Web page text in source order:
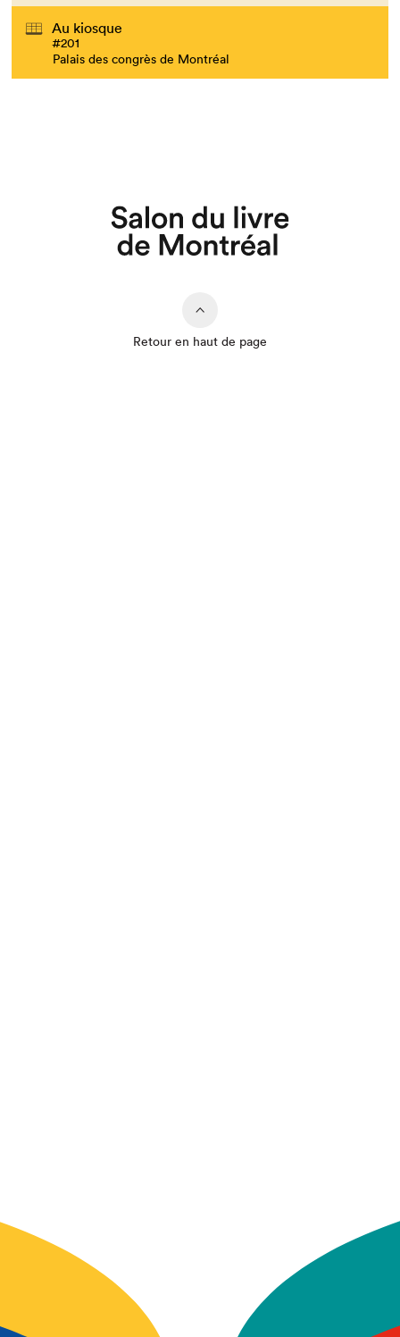
Au kiosque
#201
Palais des congrès de Montréal
Retour en haut de page